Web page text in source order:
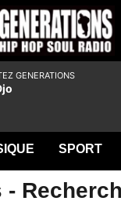
SPORT
-
GENERATIONS